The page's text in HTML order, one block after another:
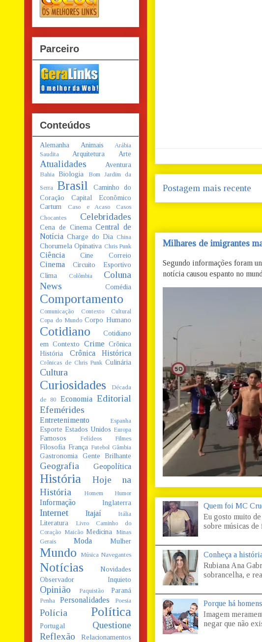
Postagem mais recente
Milhares de imigrantes
Segundo informações foram
notícia causou espanto no
Quem foi MC
Eu gosto muito
sobre músicas de
Conheça a
Rubiana Ana
sobrancelha, e
Porque há
Imagem
negar que não
Parceiro
Conteúdos
Alemanha Animais
Arábia
Saudita
Arquitetura Arte
Atualidades Aventura
Bahia Biologia
Bom Jardim da
Serra
Brasil
Caminho do
Coração
Capital Econômico
Cartum
Caso e Acaso
Casos
Chocantes
Celebridades
Cena de Cinema Central de
Notícia Charge do Dia China
Chorumela Opinativa Chris Punk
Ciência Cine Correio
Cinema
Circuito Esportivo
Clima
Colômbia
Coluna
News
Comédia
Comportamento
Comunicação
Contexto Cultural
Copa do Mundo Corpo Humano
Cotidiano
Cotidiano
em Contexto
Crime Crônica
História
Crônica Histórica
Crônicas de Chris Punk Culinária
Cultura
Curiosidades
Década
de 80
Economia Editorial
Efemérides
Entretenimento Espanha
Esporte Estados Unidos Europa
Famosos Felídeos Filmes
Filosofia França Futebol Gâmbia
Gastronomia Gente Brilhante
Geografia Geopolítica
História
Hoje na
História
Homem Humor
Informação Inglaterra
Internet Itajaí Itália
Literatura
Livro Caminho do
Coração Maicão Medicina
Minas
Gerais
Moda Mulher
Mundo Música Navegantes
Notícias
Novidades
Observador Inquieto
Opinião Paquistão Paraná
Penha Personalidades Poesia
Polícia Política
Portugal
Questione
Reflexão
Relacionamentos